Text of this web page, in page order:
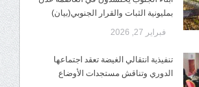
بمليونية الثبات والقرار الجنوبي(بيان)
فبراير 27, 2026
تنفيذية انتقالي الغيضة تعقد اجتماعها
الدوري وتناقش مستجدات الأوضاع